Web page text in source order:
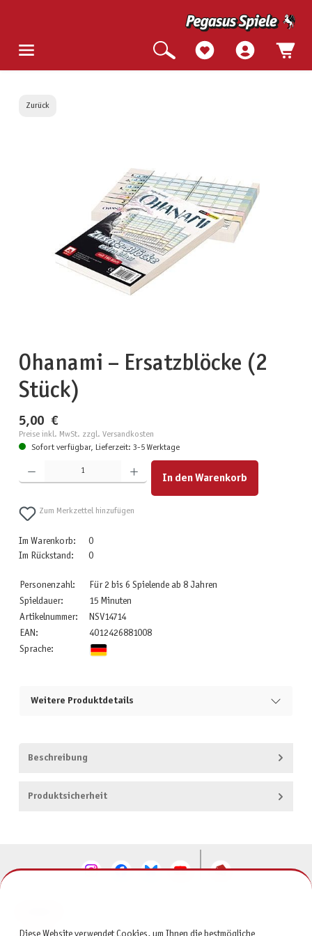
Zurück
Ohanami – Ersatzblöcke (2
Stück)
5,00 €
Preise inkl. MwSt. zzgl. Versandkosten
Sofort verfügbar, Lieferzeit: 3-5 Werktage
Produkt Anzahl: Gib den gewünschten Wert ein oder benutze die Schaltflächen um die Anzahl zu
In den Warenkorb
Zum Merkzettel hinzufügen
Im Warenkorb:
0
Im Rückstand:
0
Personenzahl:
Für 2 bis 6 Spielende ab 8 Jahren
Spieldauer:
15 Minuten
Artikelnummer:
NSV14714
EAN:
4012426881008
Sprache:
Weitere Produktdetails
Beschreibung
Produktsicherheit
Diese Website verwendet Cookies, um Ihnen die bestmögliche